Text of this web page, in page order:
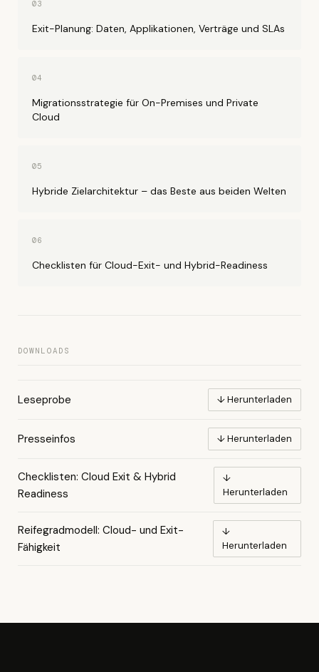
03
Exit-Planung: Daten, Applikationen, Verträge und SLAs
04
Migrationsstrategie für On-Premises und Private
Cloud
05
Hybride Zielarchitektur – das Beste aus beiden Welten
06
Checklisten für Cloud-Exit- und Hybrid-Readiness
DOWNLOADS
Leseprobe ↓ Herunterladen
Presseinfos ↓ Herunterladen
Checklisten: Cloud Exit & Hybrid
Readiness
↓
Herunterladen
Reifegradmodell: Cloud- und Exit-
Fähigkeit
↓
Herunterladen